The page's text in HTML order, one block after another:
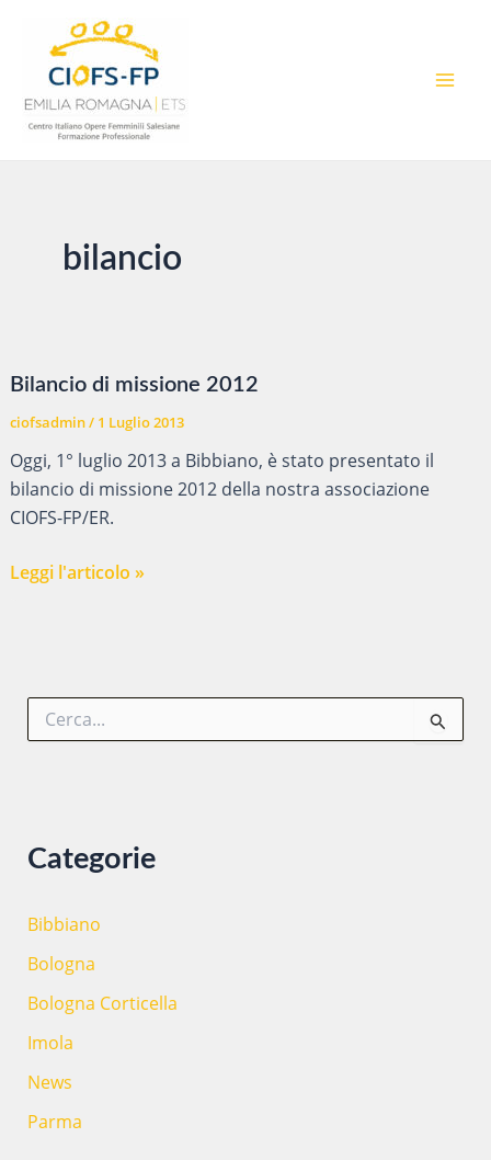
contenuto
bilancio
Bilancio di missione 2012
ciofsadmin/ 1 Luglio 2013
Oggi, 1° luglio 2013 a Bibbiano, è stato presentato il
bilancio di missione 2012 della nostra associazione
CIOFS-FP/ER.
Bilancio
Leggi l'articolo »
C
Categorie
Bibbiano
Bologna
Bologna Corticella
Imola
News
Parma